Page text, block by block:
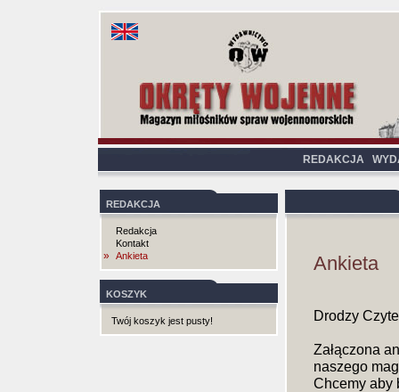
REDAKCJA
REDAKCJA
Redakcja
Kontakt
» Ankieta
KOSZYK
Twój koszyk jest pusty!
Ankieta
Drodzy
Załączona
naszego
Chcemy aby